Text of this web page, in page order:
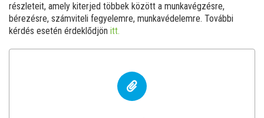
részleteit, amely kiterjed többek között a munkavégzésre,
bérezésre, számviteli fegyelemre, munkavédelemre. További
kérdés esetén érdeklődjön itt.